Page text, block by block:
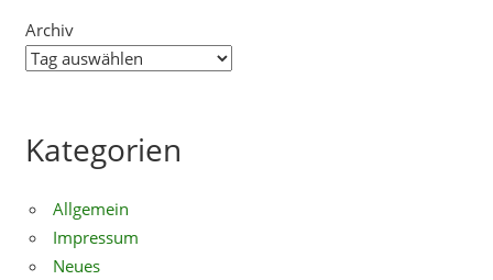
Archiv
Kategorien
Allgemein
Impressum
Neues